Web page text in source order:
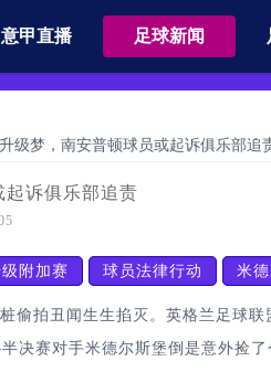
意甲直播 足球新闻
级梦，南安普顿球员或起诉俱乐部追
诉俱乐部追责
附加赛 球员法律行动 米
拍丑闻生生掐灭。英格兰足球联
赛对手米德尔斯堡倒是意外捡